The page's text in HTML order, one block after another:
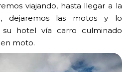
viajando, hasta llegar a la
dejaremos las motos y lo
su hotel vía carro culminado
moto.